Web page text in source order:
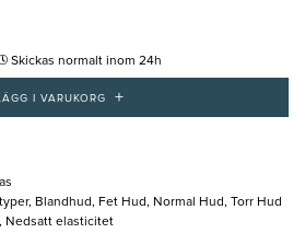
Skickas normalt inom 24h
LÄGG I VARUKORG +
Blandhud, Fet Hud, Normal Hud, Torr Hud
Nedsatt elasticitet